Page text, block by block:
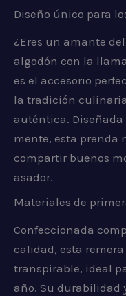
Diseño único para
¿Eres un amante
algodón con la
es el accesorio
la tradición
auténtica. Diseñada
mente, esta prenda
compartir buenos
asador.
Materiales de
Confeccionada
calidad, esta
transpirable, ideal
año. Su durabilidad